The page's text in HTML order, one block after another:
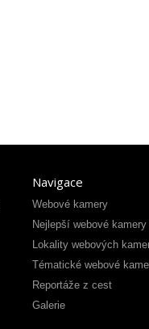
Navigace
Webové kamery
Nejlepší webové kamery
Lokality webových
Tématické webové
Reportáže z cest
Galerie